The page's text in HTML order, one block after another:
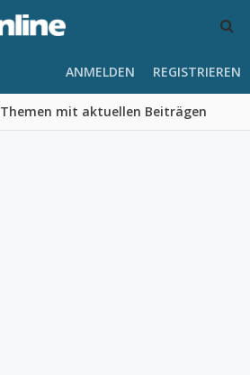
Themen mit aktuellen Beiträgen
ANMELDEN REGISTRIEREN